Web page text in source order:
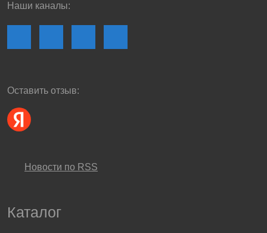
Наши каналы:
Оставить отзыв:
Новости по RSS
Каталог